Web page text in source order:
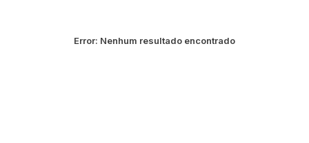
Error: Nenhum resultado encontrado